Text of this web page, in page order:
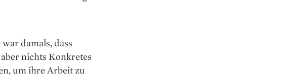
damals, dass
nichts ­Konkretes
um ihre Arbeit zu